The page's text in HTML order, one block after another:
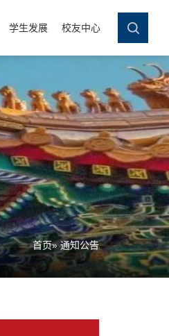
学生发展 校友中心
首页» 通知公告